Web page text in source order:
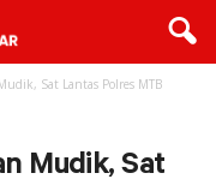
Sat Lantas Polres MTB
Mudik, Sat